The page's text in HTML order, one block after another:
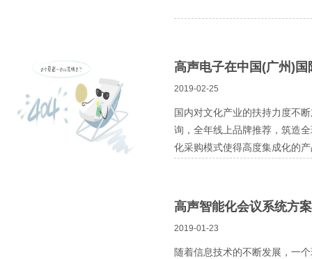
高声电子在中国(广州)
2019-02-25
国内对文化产业的扶持力度不
询，全年线上品牌推荐，筑造
化采购模式使得高度集成化的
高声智能化会议系统方案
2019-01-23
随着信息技术的不断发展，一